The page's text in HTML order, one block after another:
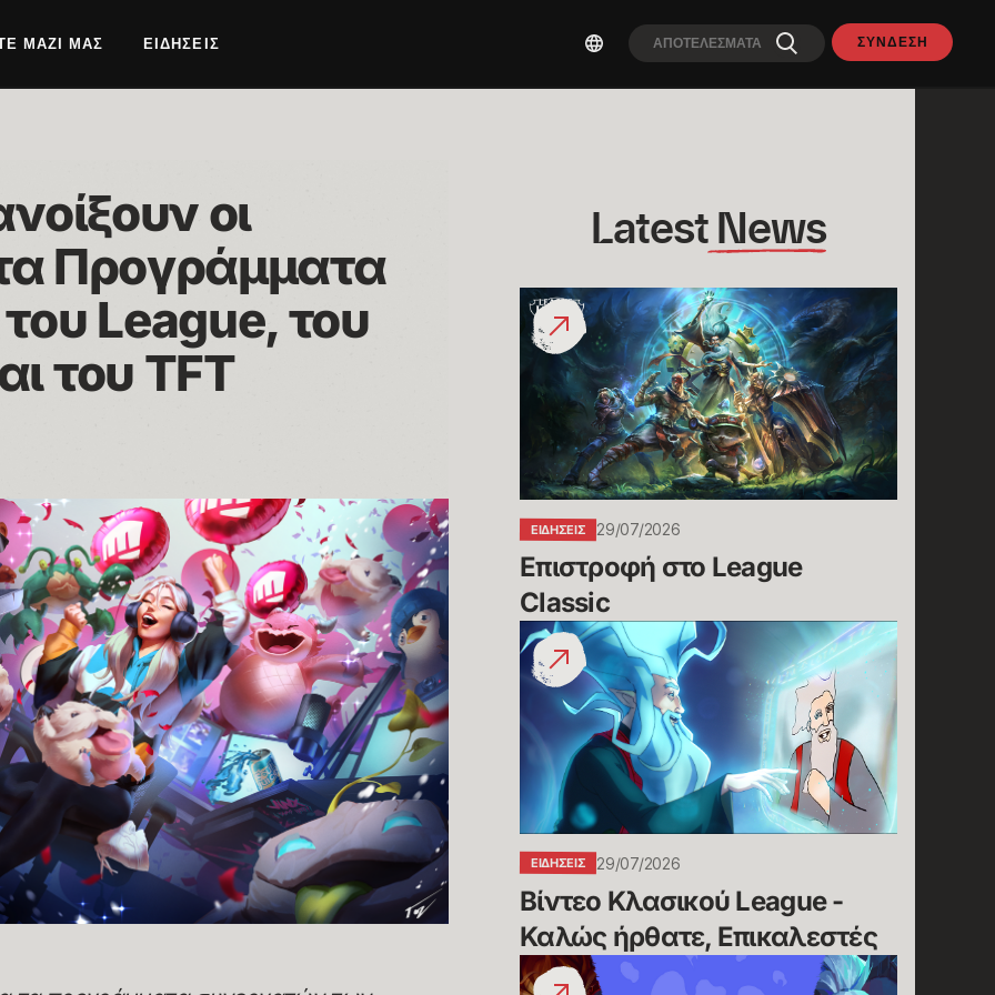
ΜΑΖΊ ΜΑΣ ΕΙΔΉΣΕΙΣ ΣΎΝΔΕΣΗ
οι
τα Προγράμματα
League, του
του TFT
Latest News
Επιστροφή
στο
League
Classic
ΕΙΔΉΣΕΙΣ 29/07/2026
Επιστροφή στο League
Classic
Βίντεο
Κλασικού
League
-
Καλώς
ήρθατε,
Επικαλεστές
ΕΙΔΉΣΕΙΣ 29/07/2026
Βίντεο Κλασικού League -
Καλώς ήρθατε, Επικαλεστές
Συνδέστε